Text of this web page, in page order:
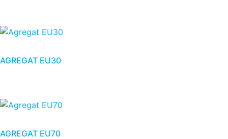
AGREGAT EU30
AGREGAT EU70